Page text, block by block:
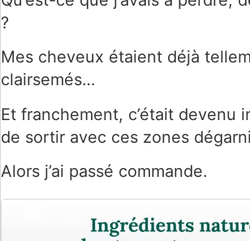
?
Mes cheveux étaient déjà
clairsemés…
Et franchement, c’était devenu
de sortir avec ces zones
Alors j’ai passé commande.